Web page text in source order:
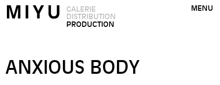
GALERIE
DISTRIBUTION
PRODUCTION
MENU
ANXIOUS BODY